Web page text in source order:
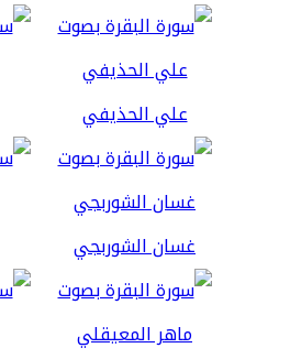
علي الحذيفي
غسان الشوربجي